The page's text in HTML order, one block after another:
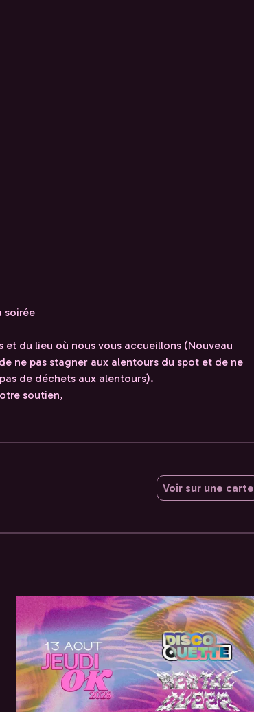
soirée
et du lieu où nous vous accueillons (Nouveau
ne pas stagner aux alentours du spot et de ne
de déchets aux alentours).
soutien,
Voir sur une carte